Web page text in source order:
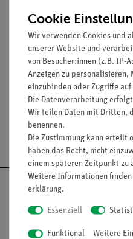
Lehranstalten abgeben.
Media / Downloads
Cookie
Wir verwenden Cookies und
unserer Website und
von Besucher:innen (z.B. IP-
Anzeigen zu
einzubinden oder Zugriffe
Die Datenverarbeitung
Wir teilen Daten mit Dritten,
benennen.
Die Zustimmung kann erteilt
haben das Recht, nicht
einem späteren Zeitpunkt zu
Weitere Informationen finden
erklärung.
Essenziell
Funktional Weitere